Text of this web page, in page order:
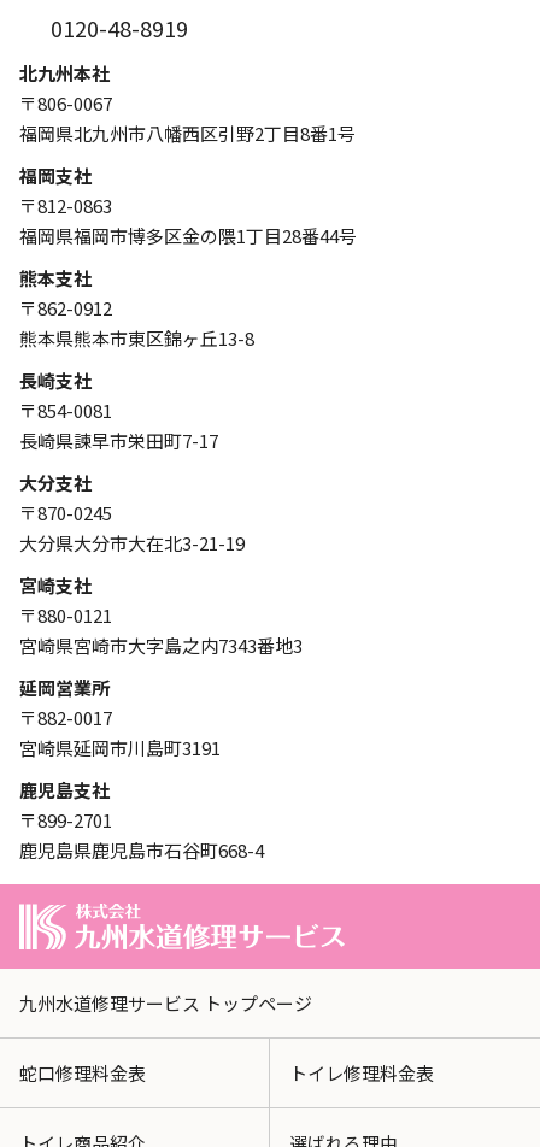
0120-48-8919
北九州本社
〒806-0067
福岡県北九州市八幡西区引野2丁目8番1号
福岡支社
〒812-0863
福岡県福岡市博多区金の隈1丁目28番44号
熊本支社
〒862-0912
熊本県熊本市東区錦ヶ丘13-8
長崎支社
〒854-0081
長崎県諫早市栄田町7-17
大分支社
〒870-0245
大分県大分市大在北3-21-19
宮崎支社
〒880-0121
宮崎県宮崎市大字島之内7343番地3
延岡営業所
〒882-0017
宮崎県延岡市川島町3191
鹿児島支社
〒899-2701
鹿児島県鹿児島市石谷町668-4
九州水道修理サービス トップページ
蛇口修理料金表 トイレ修理料金表